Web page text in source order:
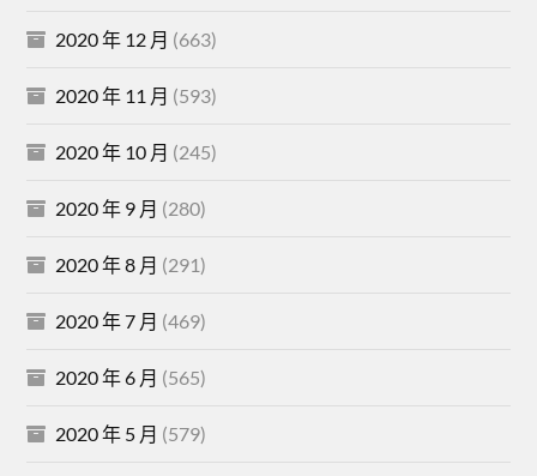
2020 年 12 月 (663)
2020 年 11 月 (593)
2020 年 10 月 (245)
2020 年 9 月 (280)
2020 年 8 月 (291)
2020 年 7 月 (469)
2020 年 6 月 (565)
2020 年 5 月 (579)